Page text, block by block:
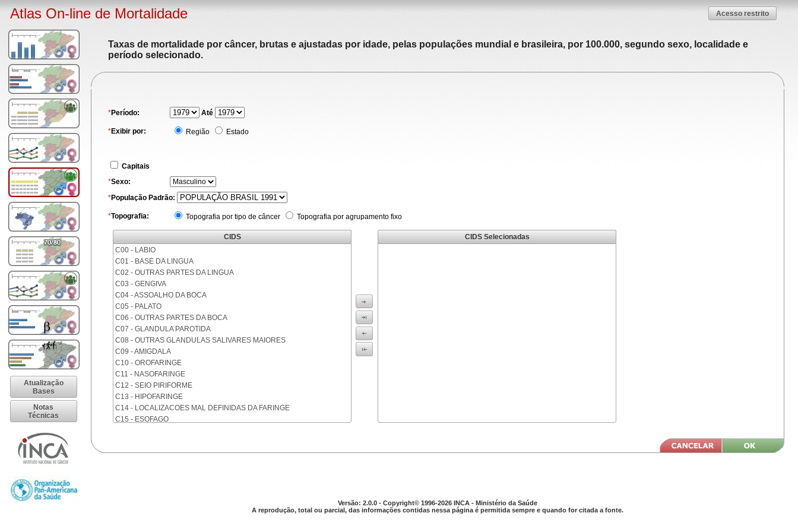
Atlas On-line de Mortalidade Acesso restrito
Atualização
Bases
Notas
Técnicas
Taxas de mortalidade por câncer, brutas e ajustadas por idade, pelas populações mundial e brasileira, por 100.000, segundo sexo, localidade e
período selecionado.
*Período: Até
*Exibir por: Região Estado
Capitais
*Sexo:
*População Padrão:
*Topografia: Topografia por tipo de câncer Topografia por agrupamento fixo
CIDS
C00 - LABIO
C01 - BASE DA LINGUA
C02 - OUTRAS PARTES DA LINGUA
C03 - GENGIVA
C04 - ASSOALHO DA BOCA
C05 - PALATO
C06 - OUTRAS PARTES DA BOCA
C07 - GLANDULA PAROTIDA
C08 - OUTRAS GLANDULAS SALIVARES MAIORES
C09 - AMIGDALA
C10 - OROFARINGE
C11 - NASOFARINGE
C12 - SEIO PIRIFORME
C13 - HIPOFARINGE
C14 - LOCALIZACOES MAL DEFINIDAS DA FARINGE
C15 - ESOFAGO
C18 - COLON
CIDS Selecionadas
Versão: 2.0.0 - Copyright© 1996-2026 INCA - Ministério da Saúde
A reprodução, total ou parcial, das informações contidas nessa página é permitida sempre e quando for citada a fonte.